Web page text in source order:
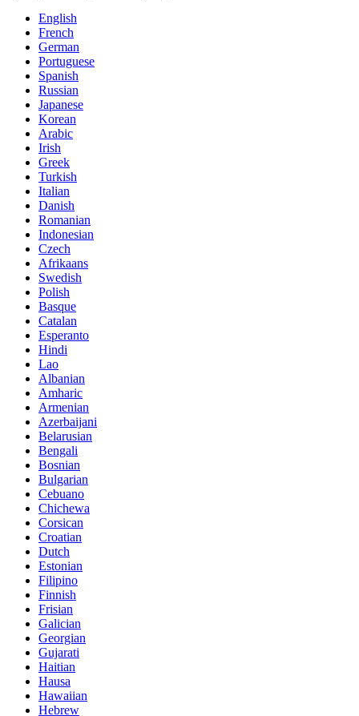
English
French
German
Portuguese
Spanish
Russian
Japanese
Korean
Arabic
Irish
Greek
Turkish
Italian
Danish
Romanian
Indonesian
Czech
Afrikaans
Swedish
Polish
Basque
Catalan
Esperanto
Hindi
Lao
Albanian
Amharic
Armenian
Azerbaijani
Belarusian
Bengali
Bosnian
Bulgarian
Cebuano
Chichewa
Corsican
Croatian
Dutch
Estonian
Filipino
Finnish
Frisian
Galician
Georgian
Gujarati
Haitian
Hausa
Hawaiian
Hebrew